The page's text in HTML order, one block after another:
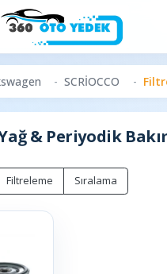
SCRİOCCO
& Periyodik
Filtreleme Sıralama